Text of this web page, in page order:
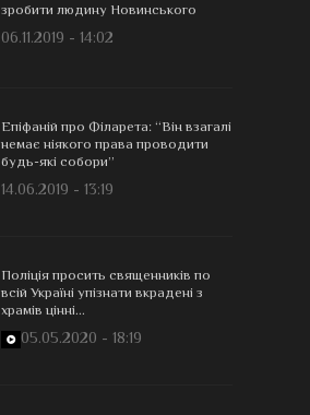
зробити людину Новинського
06.11.2019 - 14:02
Епіфаній про Філарета: “Він взагалі
немає ніякого права проводити
будь-які собори”
14.06.2019 - 13:19
Поліція просить священників по
всій Україні упізнати вкрадені з
храмів цінні...
05.05.2020 - 18:19